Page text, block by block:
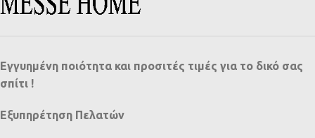
Εγγυημένη ποιότητα και προσιτές τιμές για το δικό σας
σπίτι !
Εξυπηρέτηση Πελατών